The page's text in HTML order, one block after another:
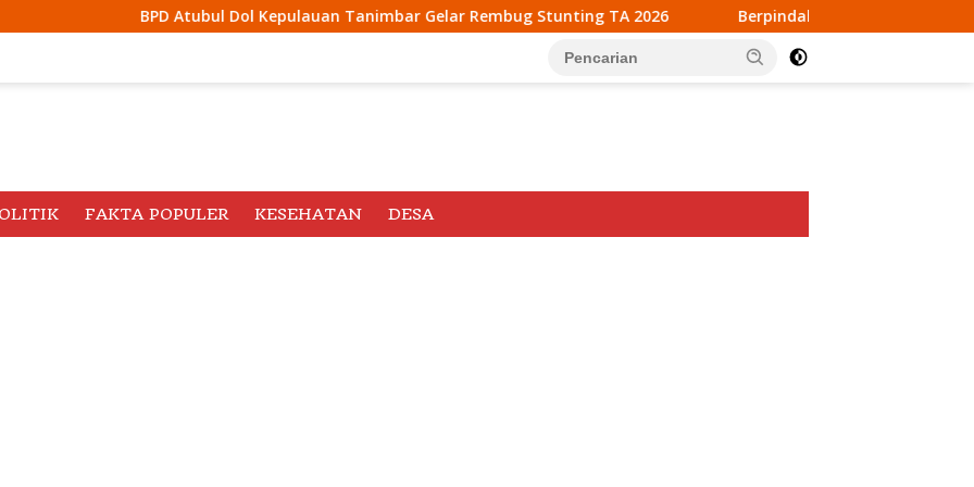
Atubul Dol Kepulauan Tanimbar Gelar Rembug Stunting TA 2026 Berpindah Kantor ke Fogi, PT MDP Siap Wujudkan
FAKTA POPULER KESEHATAN DESA